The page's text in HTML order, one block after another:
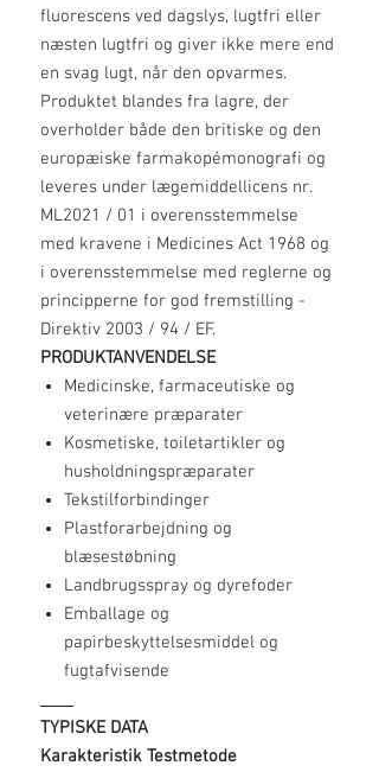
fluorescens ved dagslys, lugtfri eller
næsten lugtfri og giver ikke mere end
en svag lugt, når den opvarmes.
Produktet blandes fra lagre, der
overholder både den britiske og den
europæiske farmakopémonografi og
leveres under lægemiddellicens nr.
ML2021 / 01 i overensstemmelse
med kravene i Medicines Act 1968 og
i overensstemmelse med reglerne og
principperne for god fremstilling -
Direktiv 2003 / 94 / EF.
PRODUKTANVENDELSE
Medicinske, farmaceutiske og
veterinære præparater
Kosmetiske, toiletartikler og
husholdningspræparater
Tekstilforbindinger
Plastforarbejdning og
blæsestøbning
Landbrugsspray og dyrefoder
Emballage og
papirbeskyttelsesmiddel og
fugtafvisende
TYPISKE DATA
Karakteristik Testmetode